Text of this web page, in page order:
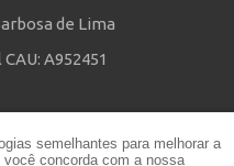
semelhantes para melhorar a
concorda com a nossa
de Lima
A952451
| © 2014 - 2021 Powered